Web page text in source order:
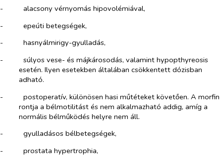
-​
alacsony vérnyomás hipovolémiával,
-​
epeúti betegségek,
-​
hasnyálmirigy-gyulladás,
-​
súlyos vese- és májkárosodás, valamint hypopthyreosis
esetén. Ilyen esetekben általában csökkentett dózisban
adható.
-​
postoperatív, különösen hasi műtéteket követően. A morfin
rontja a bélmotilitást és nem alkalmazható addig, amíg a
normális bélműködés helyre nem áll.
-​
gyulladásos bélbetegségek,
-​
prostata hypertrophia,